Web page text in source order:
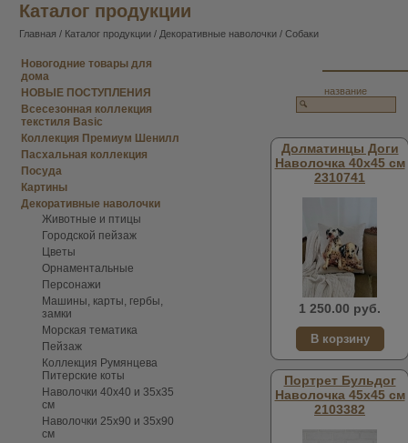
Каталог продукции
Главная / Каталог продукции / Декоративные наволочки / Собаки
Новогодние товары для
дома
НОВЫЕ ПОСТУПЛЕНИЯ
Всесезонная коллекция
текстиля Basic
Коллекция Премиум Шенилл
Пасхальная коллекция
Посуда
Картины
Декоративные наволочки
Животные и птицы
Городской пейзаж
Цветы
Орнаментальные
Персонажи
Машины, карты, гербы,
замки
Морская тематика
Пейзаж
Коллекция Румянцева
Питерские коты
Наволочки 40х40 и 35х35
см
Наволочки 25х90 и 35х90
см
название
Долматинцы Доги
Наволочка 40х45 см
2310741
1 250.00 руб.
Портрет Бульдог
Наволочка 45х45 см
2103382